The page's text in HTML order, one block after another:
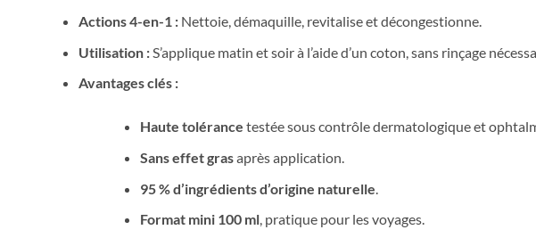
Actions 4-en-1 :Nettoie, démaquille, revitalise et décongestionne.
Utilisation :S’applique matin et soir à l’aide d’un coton, sans rinçage
Avantages clés :
Haute tolérance testée sous contrôle dermatologique et
Sans effet grasaprès application.
95 % d’ingrédients d’origine naturelle
Format mini 100 ml, pratique pour les voyages.